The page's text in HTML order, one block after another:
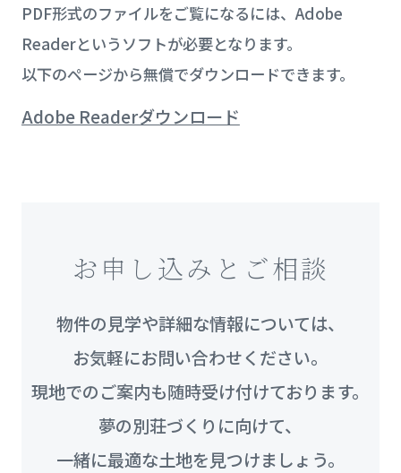
PDF形式のファイルをご覧になるには、Adobe
Readerというソフトが必要となります。
以下のページから無償でダウンロードできます。
Adobe Readerダウンロード
お申し込みとご相談
物件の見学や詳細な情報については、
お気軽にお問い合わせください。
現地でのご案内も随時受け付けております。
夢の別荘づくりに向けて、
一緒に最適な土地を見つけましょう。